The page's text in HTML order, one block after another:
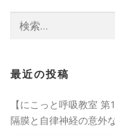
索:
最近の投稿
【にこっと呼吸教室
隔膜と自律神経の意外